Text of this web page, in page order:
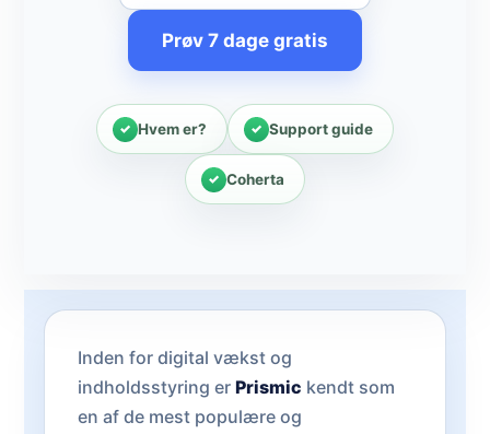
Prøv 7 dage gratis
Hvem er? Support guide
Coherta
Inden for digital vækst og
indholdsstyring er Prismic kendt som
en af de mest populære og